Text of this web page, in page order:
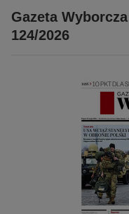
biznesowe,
hobby, sport,
komputery,
kobiece,
polityka,
psychologiczne
Gazeta
124/2026